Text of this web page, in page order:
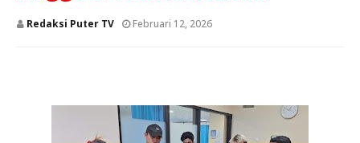
Redaksi Puter TV Februari 12, 2026